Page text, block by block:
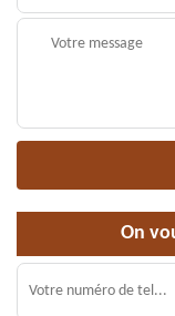
On